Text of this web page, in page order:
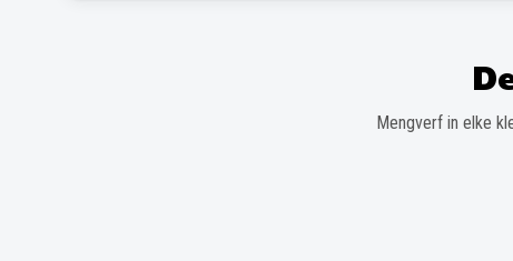
Mengverf in elke